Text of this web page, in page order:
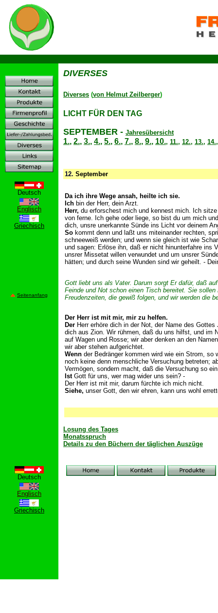
Deutsch
Englisch
Griechisch
Seitenanfang
Deutsch
Englisch
Griechisch
DIVERSES
Diverses (von Helmut Zeilberger)
LICHT FÜR DEN TAG
SEPTEMBER - Jahresübersicht
1., 2., 3., 4., 5., 6., 7., 8., 9., 10., 11., 12., 13., 14.
12. September
Da ich ihre Wege ansah, heilte ich sie.
Ich bin der Herr, dein Arzt.
Herr, du erforschest mich und kennest mich. Ich
von ferne. Ich gehe oder liege, so bist du um mich
dich, unsre unerkannte Sünde ins Licht vor deinem
So kommt denn und laßt uns miteinander rechten,
schneeweiß werden; und wenn sie gleich ist wie
und sagen: Erlöse ihn, daß er nicht hinunterfahre ins
unsrer Missetat willen verwundet und um unsrer
hätten; und durch seine Wunden sind wir geheilt. -
Gott liebt uns als Vater. Darum sorgt Er dafür, daß
Feinde und Not schon einen Tisch bereitet. Sie
Freudenzeiten, die gewiß folgen, und wir werden die
Der Herr ist mit mir, mir zu helfen.
Der Herr erhöre dich in der Not, der Name des
dich aus Zion. Wir rühmen, daß du uns hilfst, und im
auf Wagen und Rosse; wir aber denken an den
wir aber stehen aufgerichtet.
Wenn der Bedränger kommen wird wie ein Strom,
noch keine denn menschliche Versuchung betreten;
Vermögen, sondern macht, daß die Versuchung so
Ist Gott für uns, wer mag wider uns sein? -
Der Herr ist mit mir, darum fürchte ich mich nicht.
Siehe, unser Gott, den wir ehren, kann uns wohl
Losung des Tages
Monatsspruch
Details zu den Büchern der täglichen Auszüge